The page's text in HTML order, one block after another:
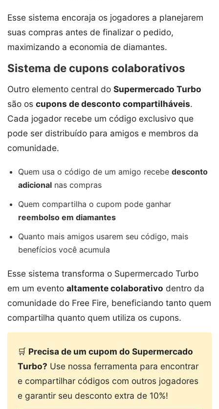
Esse sistema encoraja os jogadores a planejarem
suas compras antes de finalizar o pedido,
maximizando a economia de diamantes.
Sistema de cupons colaborativos
Outro elemento central do Supermercado Turbo
são os cupons de desconto compartilháveis.
Cada jogador recebe um código exclusivo que
pode ser distribuído para amigos e membros da
comunidade.
Quem usa o código de um amigo recebe desconto
adicional nas compras
Quem compartilha o cupom pode ganhar
reembolso em diamantes
Quanto mais amigos usarem seu código, mais
benefícios você acumula
Esse sistema transforma o Supermercado Turbo
em um evento altamente colaborativo dentro da
comunidade do Free Fire, beneficiando tanto quem
compartilha quanto quem utiliza os cupons.
🛒 Precisa de um cupom do Supermercado
Turbo? Use nossa ferramenta para encontrar
e compartilhar códigos com outros jogadores
e garantir seu desconto extra de 10%!